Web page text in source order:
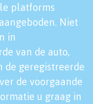
platforms
Niet
in
van de auto,
de geregistreerde
de voorgaande
u graag in